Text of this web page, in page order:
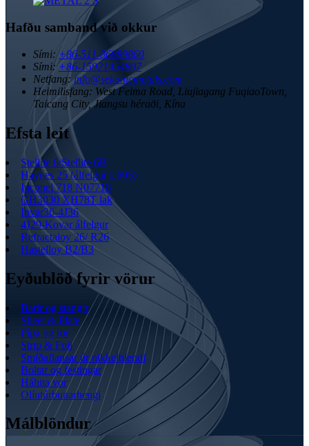
Hafðu samband við okkur
Sími: +86-511-86889860
Sími: +86-15921454807
Netfang: info@sekonicmetals.com
Heimilisfang: West Feima Road, Liujiagang FuqiaoTown,
Taicang City, Jiangsu héraði, Kína
Efsta leit
Stellite 6/Stellite 6B
Haynes 25 (álfelgur L605)
Inconel 718 N07718
GH3030 XH78T lak
Invar36-4J36
4J29-Kovar álfelgur
Refractaloy 26/ R26
Hastelloy B2/B3
Eyðublöð fyrir vörur
Barir og stangir
Sheet & Plate
Pípa og rör
Strip & Foil
Smíðaflansar úr nikkelblendi
Boltar og festingar
Háhita vor
Olíutúrbunarhengi
Málblöndur